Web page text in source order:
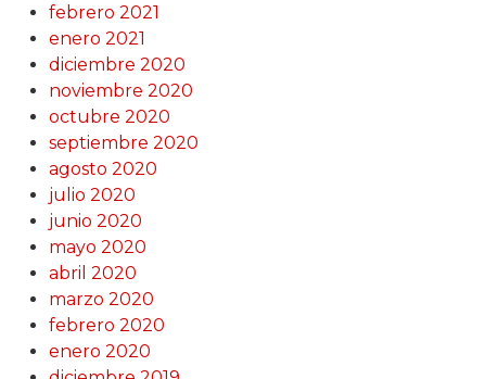
febrero 2021
enero 2021
diciembre 2020
noviembre 2020
octubre 2020
septiembre 2020
agosto 2020
julio 2020
junio 2020
mayo 2020
abril 2020
marzo 2020
febrero 2020
enero 2020